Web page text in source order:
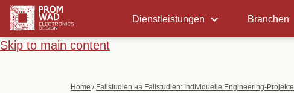
Skip to main content
Dienstleistungen Branchen
Home / Fallstudien на Fallstudien: Individuelle Engineering-Projekte